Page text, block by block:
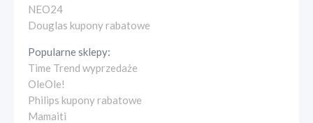
NEO24
Douglas kupony rabatowe
Popularne sklepy:
Time Trend wyprzedaże
OleOle!
Philips kupony rabatowe
Mamaiti